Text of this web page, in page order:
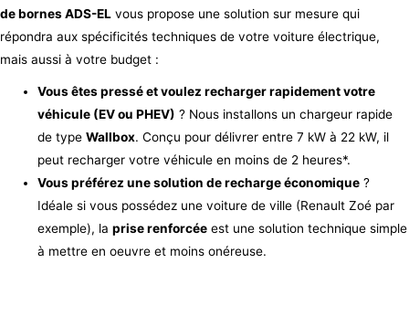
de bornes ADS-EL vous propose une solution sur mesure qui
répondra aux spécificités techniques de votre voiture électrique,
mais aussi à votre budget :
Vous êtes pressé et voulez recharger rapidement votre
véhicule (EV ou PHEV) ? Nous installons un chargeur rapide
de typeWallbox. Conçu pour délivrer entre 7 kW à 22 kW, il
peut recharger votre véhicule en moins de 2 heures*.
Vous préférez une solution de recharge économique ?
Idéale si vous possédez une voiture de ville (Renault Zoé par
exemple), laprise renforcée est une solution technique simple
à mettre en oeuvre et moins onéreuse.